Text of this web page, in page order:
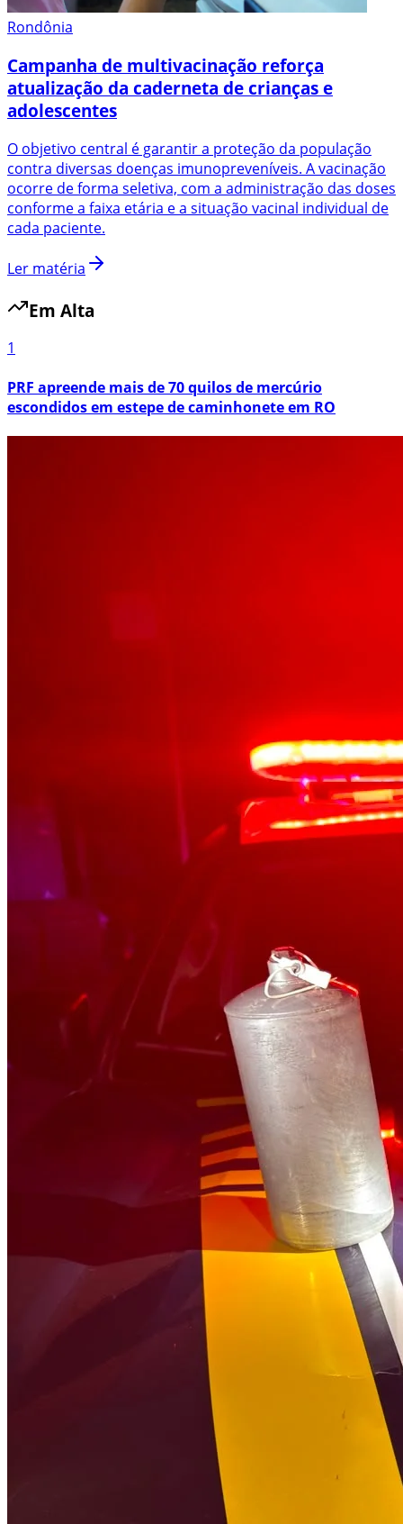
Rondônia
Campanha de multivacinação reforça
atualização da caderneta de crianças e
adolescentes
O objetivo central é garantir a proteção da população
contra diversas doenças imunopreveníveis. A vacinação
ocorre de forma seletiva, com a administração das doses
conforme a faixa etária e a situação vacinal individual de
cada paciente.
Ler matéria
Em Alta
1
PRF apreende mais de 70 quilos de mercúrio
escondidos em estepe de caminhonete em RO